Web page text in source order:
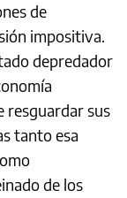
de
impositiva.
depredador
resguardar sus
tanto esa
de los